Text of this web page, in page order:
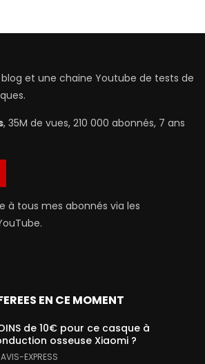
blog et une chaine Youtube de tests de
, 35M de vues, 210 000 abonnés, 7 ans
à tous mes abonnés via les
EN CE MOMENT
de 10€ pour ce casque à
osseuse Xiaomi ?
AVIS-EXPRESS